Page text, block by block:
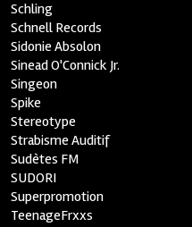
Schling
Schnell Records
Sidonie Absolon
Sinead O'Connick Jr.
Singeon
Spike
Stereotype
Strabisme Auditif
Sudètes FM
SUDORI
Superpromotion
TeenageFrxxs